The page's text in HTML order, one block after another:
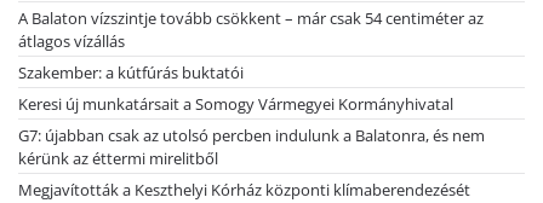
A Balaton vízszintje tovább csökkent – már csak 54 centiméter az
átlagos vízállás
Szakember: a kútfúrás buktatói
Keresi új munkatársait a Somogy Vármegyei Kormányhivatal
G7: újabban csak az utolsó percben indulunk a Balatonra, és nem
kérünk az éttermi mirelitből
Megjavították a Keszthelyi Kórház központi klímaberendezését